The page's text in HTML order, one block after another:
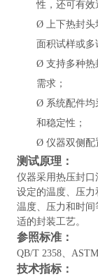
性，还可有效
Ø 上下热封头
面积试样或多
Ø 支持多种热
需求；
Ø 系统配件
和稳定性；
Ø 仪器双侧配
测试原理 ：
仪器采用热压封
设定的温度、压
温度、压力和时
适的封装工艺。
参照标准：
QB/T 2358、
技术指标：